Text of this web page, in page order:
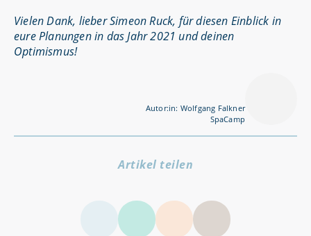
Vielen Dank, lieber Simeon Ruck, für diesen Einblick in
eure Planungen in das Jahr 2021 und deinen
Optimismus!
Autor:in: Wolfgang Falkner
SpaCamp
Artikel teilen
LinkedIn
Facebook
Twitter